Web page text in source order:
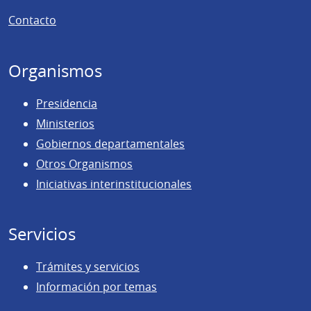
de
página
Contacto
Organismos
Presidencia
Ministerios
Gobiernos departamentales
Otros Organismos
Iniciativas interinstitucionales
Servicios
Trámites y servicios
Información por temas